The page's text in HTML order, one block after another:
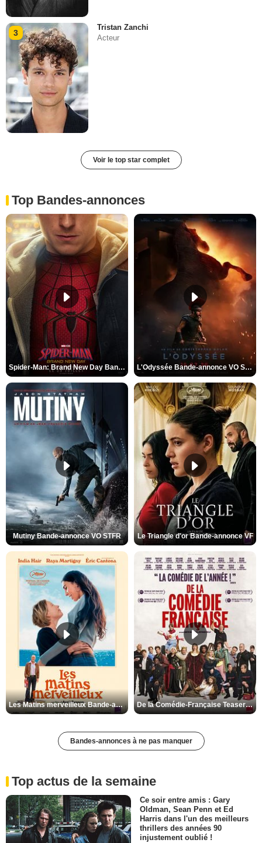
3
Tristan Zanchi
Acteur
Voir le top star complet
Top Bandes-annonces
Spider-Man: Brand New Day Bande-annonce VO STFR L'Odyssée Bande-annonce VO STFR
Mutiny Bande-annonce VO STFR Le Triangle d'or Bande-annonce VF
Les Matins merveilleux Bande-annonce VF De la Comédie-Française Teaser VF
Bandes-annonces à ne pas manquer
Top actus de la semaine
Ce soir entre amis : Gary
Oldman, Sean Penn et Ed
Harris dans l'un des meilleurs
thrillers des années 90
injustement oublié !